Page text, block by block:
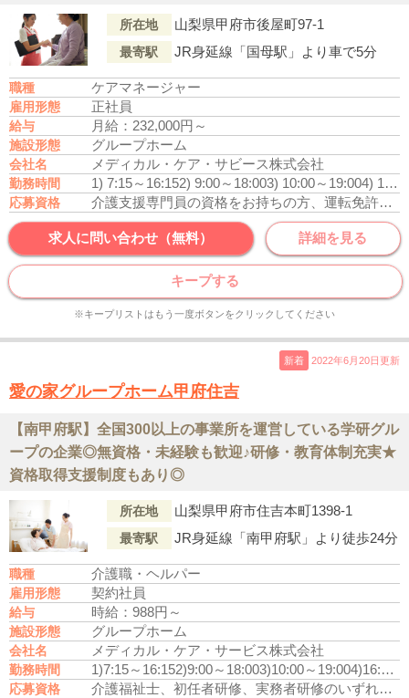
所在地 山梨県甲府市後屋町97-1
最寄駅 JR身延線「国母駅」より車で5分
職種 ケアマネージャー
雇用形態 正社員
給与 月給：232,000円～
施設形態 グループホーム
会社名 メディカル・ケア・サビース株式会社
勤務時間 1) 7:15～16:152) 9:00～18:003) 10:00～19:004) 16:00～翌10:00
応募資格 介護支援専門員の資格をお持ちの方、運転免許あれば尚可
求人に問い合わせ（無料） 詳細を見る
キープする
※キープリストはもう一度ボタンをクリックしてください
新着 2022年6月20日更新
愛の家グループホーム甲府住吉
【南甲府駅】全国300以上の事業所を運営している学研グル
ープの企業◎無資格・未経験も歓迎♪研修・教育体制充実★
資格取得支援制度もあり◎
所在地 山梨県甲府市住吉本町1398-1
最寄駅 JR身延線「南甲府駅」より徒歩24分
職種 介護職・ヘルパー
雇用形態 契約社員
給与 時給：988円～
施設形態 グループホーム
会社名 メディカル・ケア・サービス株式会社
勤務時間 1)7:15～16:152)9:00～18:003)10:00～19:004)16:00～翌10:00
応募資格 介護福祉士、初任者研修、実務者研修のいずれかの資格をお持ちの方